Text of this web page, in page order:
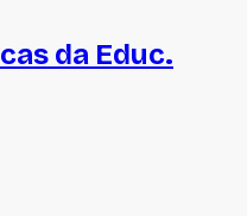
da Educ.